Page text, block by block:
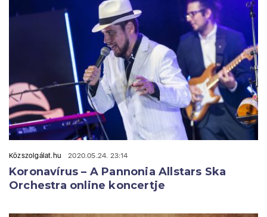
Közszolgálat.hu 2020.05.24. 23:14
Koronavírus – A Pannonia Allstars Ska
Orchestra online koncertje